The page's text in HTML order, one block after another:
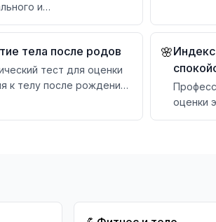
и
отношения к
тела после родов
тест для оценки
к телу после рождения
🌸
оценки